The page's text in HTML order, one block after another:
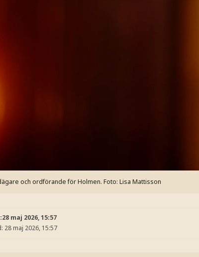
och ordförande för Holmen. Foto: Lisa Mattisson
28 maj 2026, 15:57
28 maj 2026, 15:57